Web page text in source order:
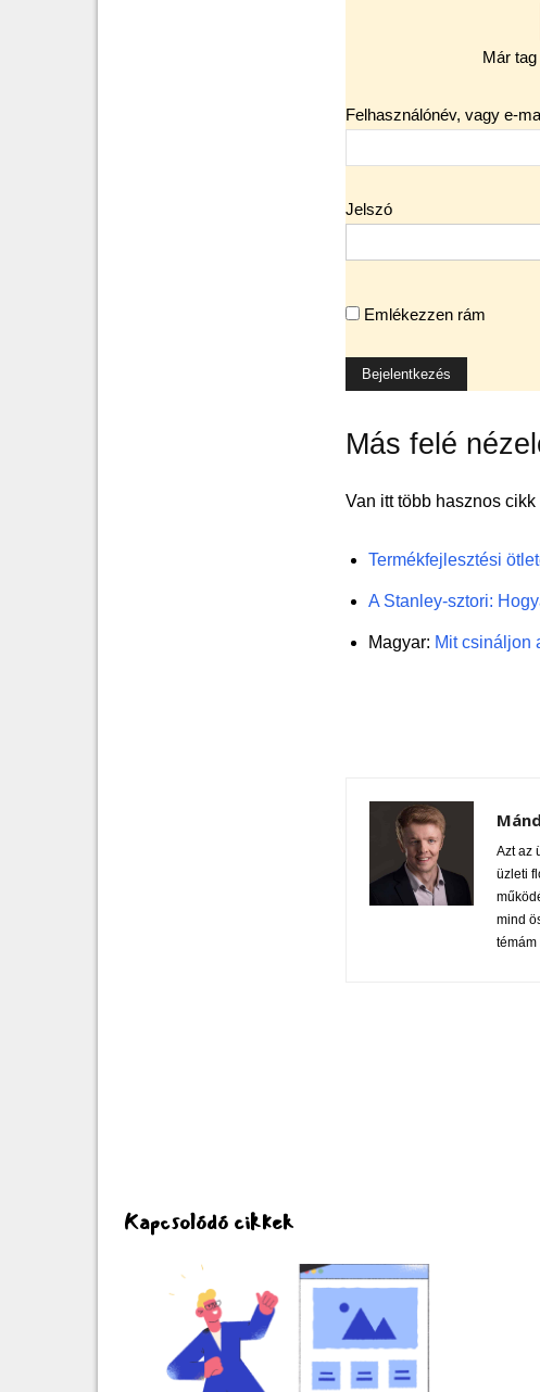
Már
Felhasználónév, vagy e-
Jelszó
Emlékezzen rám
Más felé
Van itt több hasznos cikk
Termékfejlesztési
A Stanley-sztori:
Magyar: Mit csináljon
Azt az
üzleti
mind
témám
Kapcsolódó cikkek